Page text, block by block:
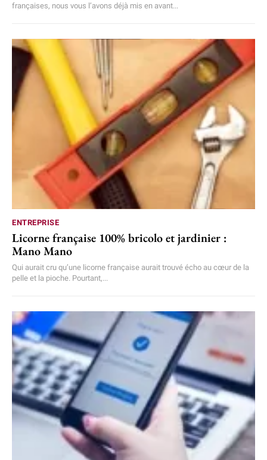
françaises, nous vous l’avons déjà mis en avant...
ENTREPRISE
Licorne française 100% bricolo et jardinier :
Mano Mano
Qui aurait cru qu’une licorne française aurait trouvé écho au cœur de la
pelle et la pioche. Pourtant,...